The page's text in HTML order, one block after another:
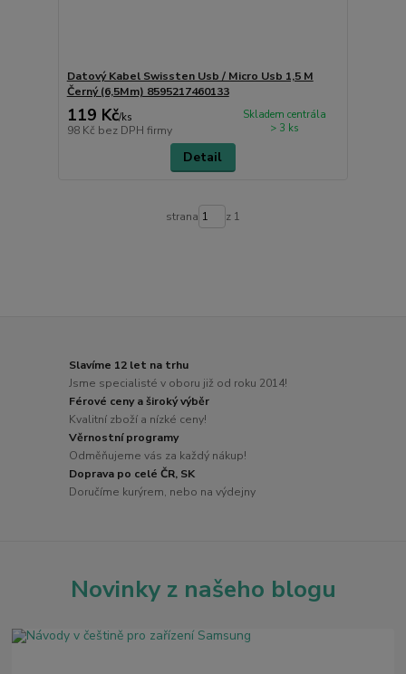
Datový Kabel Swissten Usb / Micro Usb 1,5 M
Černý (6,5Mm) 8595217460133
119 Kč/ks
98 Kč bez DPH firmy
Skladem centrála
> 3 ks
Detail
strana z 1
Slavíme 12 let na trhu
Jsme specialisté v oboru již od roku 2014!
Férové ceny a široký výběr
Kvalitní zboží a nízké ceny!
Věrnostní programy
Odměňujeme vás za každý nákup!
Doprava po celé ČR, SK
Doručíme kurýrem, nebo na výdejny
Novinky z našeho blogu